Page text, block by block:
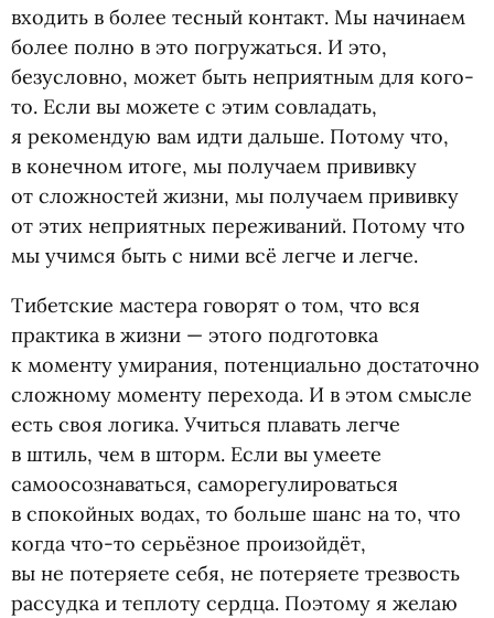
входить в более тесный контакт. Мы начинаем
более полно в это погружаться. И это,
безусловно, может быть неприятным для кого-
то. Если вы можете с этим совладать,
я рекомендую вам идти дальше. Потому что,
в конечном итоге, мы получаем прививку
от сложностей жизни, мы получаем прививку
от этих неприятных переживаний. Потому что
мы учимся быть с ними всё легче и легче.
Тибетские мастера говорят о том, что вся
практика в жизни — этого подготовка
к моменту умирания, потенциально достаточно
сложному моменту перехода. И в этом смысле
есть своя логика. Учиться плавать легче
в штиль, чем в шторм. Если вы умеете
самоосознаваться, саморегулироваться
в спокойных водах, то больше шанс на то, что
когда что-то серьёзное произойдёт,
вы не потеряете себя, не потеряете трезвость
рассудка и теплоту сердца. Поэтому я желаю